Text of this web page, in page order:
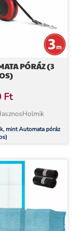
PÓRÁZ (3
Ft
mint Automata póráz